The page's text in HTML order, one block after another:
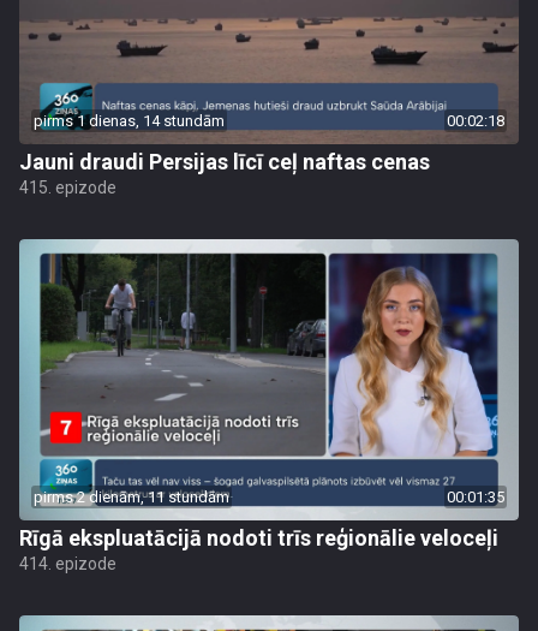
pirms 1 dienas, 14 stundām 00:02:18
Jauni draudi Persijas līcī ceļ naftas cenas
415. epizode
pirms 2 dienām, 11 stundām 00:01:35
Rīgā ekspluatācijā nodoti trīs reģionālie veloceļi
414. epizode